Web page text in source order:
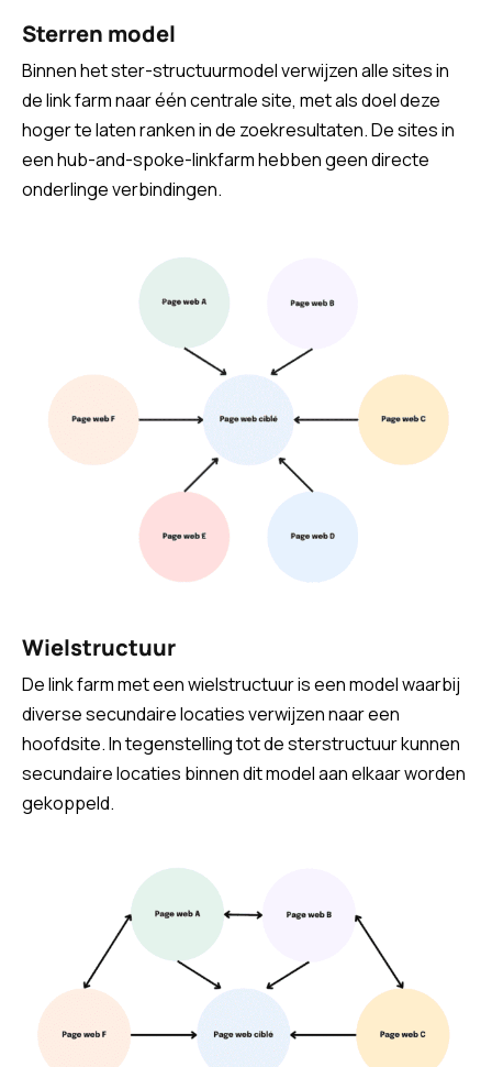
Sterren model
Binnen het ster-structuurmodel verwijzen alle sites in
de link farm naar één centrale site, met als doel deze
hoger te laten ranken in de zoekresultaten. De sites in
een hub-and-spoke-linkfarm hebben geen directe
onderlinge verbindingen.
Wielstructuur
De link farm met een wielstructuur is een model waarbij
diverse secundaire locaties verwijzen naar een
hoofdsite. In tegenstelling tot de sterstructuur kunnen
secundaire locaties binnen dit model aan elkaar worden
gekoppeld.